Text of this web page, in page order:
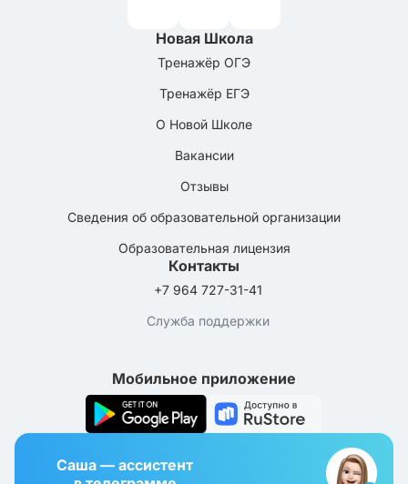
Новая Школа
Тренажёр ОГЭ
Тренажёр ЕГЭ
О Новой Школе
Вакансии
Отзывы
Сведения об образовательной организации
Образовательная лицензия
Контакты
+7 964 727-31-41
Служба поддержки
Мобильное приложение
Саша — ассистент